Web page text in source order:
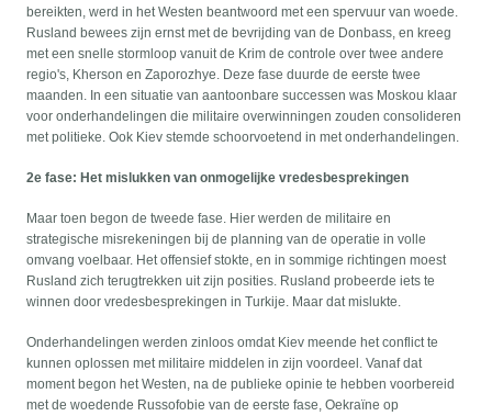
bereikten, werd in het Westen beantwoord met een spervuur van woede.
Rusland bewees zijn ernst met de bevrijding van de Donbass, en kreeg
met een snelle stormloop vanuit de Krim de controle over twee andere
regio's, Kherson en Zaporozhye. Deze fase duurde de eerste twee
maanden. In een situatie van aantoonbare successen was Moskou klaar
voor onderhandelingen die militaire overwinningen zouden consolideren
met politieke. Ook Kiev stemde schoorvoetend in met onderhandelingen.
2e fase: Het mislukken van onmogelijke vredesbesprekingen
Maar toen begon de tweede fase. Hier werden de militaire en
strategische misrekeningen bij de planning van de operatie in volle
omvang voelbaar. Het offensief stokte, en in sommige richtingen moest
Rusland zich terugtrekken uit zijn posities. Rusland probeerde iets te
winnen door vredesbesprekingen in Turkije. Maar dat mislukte.
Onderhandelingen werden zinloos omdat Kiev meende het conflict te
kunnen oplossen met militaire middelen in zijn voordeel. Vanaf dat
moment begon het Westen, na de publieke opinie te hebben voorbereid
met de woedende Russofobie van de eerste fase, Oekraïne op